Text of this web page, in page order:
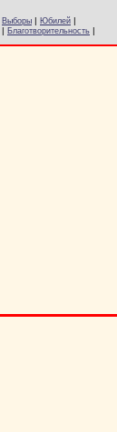
Выборы | Юбилей |
| Благотворительность |